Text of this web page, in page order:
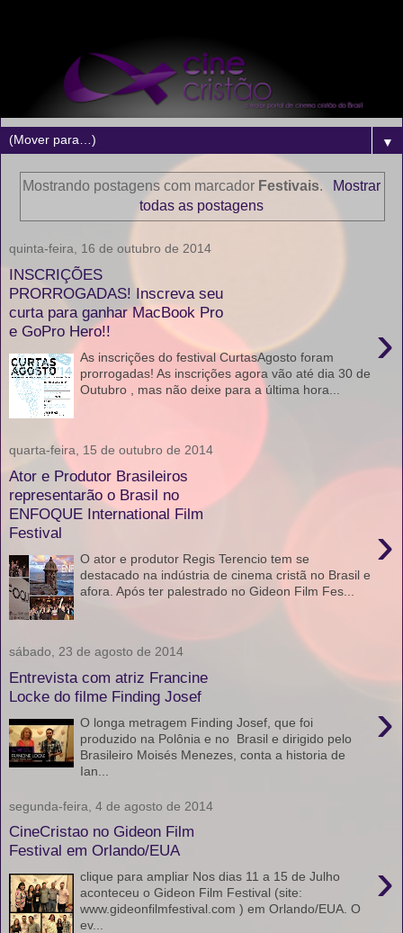
▼
Mostrando postagens com marcador Festivais.
Mostrar
todas as postagens
quinta-feira, 16 de outubro de 2014
INSCRIÇÕES
PRORROGADAS! Inscreva seu
curta para ganhar MacBook Pro
e GoPro Hero!!
›
As inscrições do festival CurtasAgosto foram
prorrogadas! As inscrições agora vão até dia 30 de
Outubro , mas não deixe para a última hora...
quarta-feira, 15 de outubro de 2014
Ator e Produtor Brasileiros
representarão o Brasil no
ENFOQUE International Film
Festival
›
O ator e produtor Regis Terencio tem se
destacado na indústria de cinema cristã no Brasil e
afora. Após ter palestrado no Gideon Film Fes...
sábado, 23 de agosto de 2014
Entrevista com atriz Francine
Locke do filme Finding Josef
›
O longa metragem Finding Josef, que foi
produzido na Polônia e no Brasil e dirigido pelo
Brasileiro Moisés Menezes, conta a historia de
Ian...
segunda-feira, 4 de agosto de 2014
CineCristao no Gideon Film
Festival em Orlando/EUA
›
clique para ampliar Nos dias 11 a 15 de Julho
aconteceu o Gideon Film Festival (site:
www.gideonfilmfestival.com ) em Orlando/EUA. O
ev...